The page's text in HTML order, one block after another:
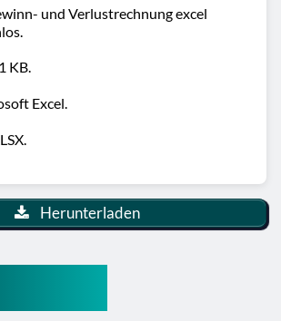
und Verlustrechnung excel
KB.
Excel.
Herunterladen